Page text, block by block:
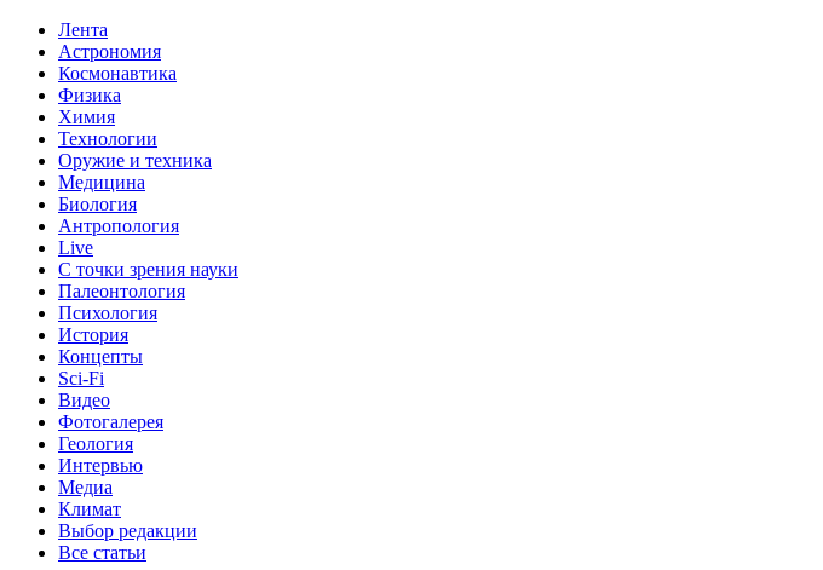
Лента
Астрономия
Космонавтика
Физика
Химия
Технологии
Оружие и техника
Медицина
Биология
Антропология
Live
С точки зрения науки
Палеонтология
Психология
История
Концепты
Sci-Fi
Видео
Фотогалерея
Геология
Интервью
Медиа
Климат
Выбор редакции
Все статьи